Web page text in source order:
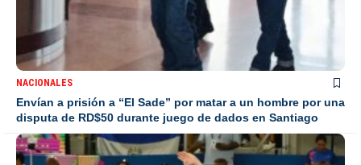
NACIONALES
Envían a prisión a “El Sade” por matar a un hombre por una
disputa de RD$50 durante juego de dados en Santiago